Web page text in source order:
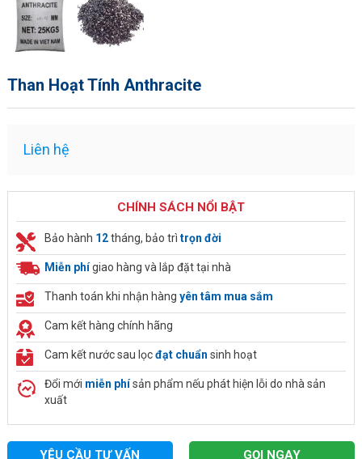
Than Hoạt Tính Anthracite
Liên hệ
CHÍNH SÁCH NỔI BẬT
Bảo hành 12tháng, bảo trì trọn đời
Miễn phígiao hàng và lắp đặt tại nhà
Thanh toán khi nhận hàng yên tâm mua sắm
Cam kết hàng chính hãng
Cam kết nước sau lọcđạt chuẩn sinh hoạt
Đổi mới miễn phísản phẩm nếu phát hiện lỗi do nhà sản
xuất
YÊU CẦU TƯ VẤN GỌI NGAY